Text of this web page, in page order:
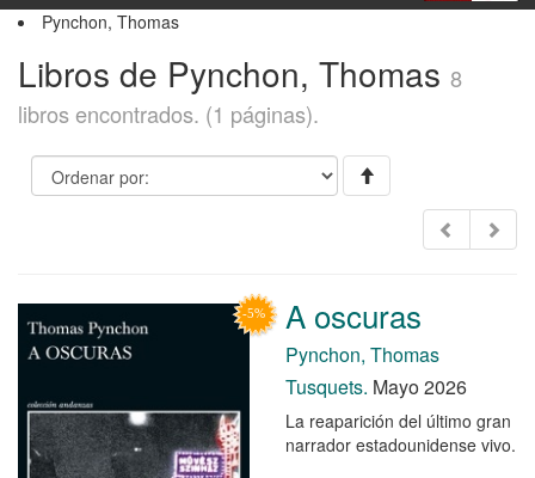
Pynchon, Thomas
Libros de Pynchon, Thomas 8
libros encontrados. (1 páginas).
A oscuras
Pynchon, Thomas
Tusquets. Mayo 2026
La reaparición del último gran
narrador estadounidense vivo.